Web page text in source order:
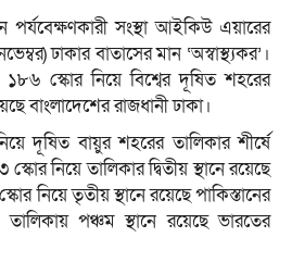
পর্যবেক্ষণকারী সংস্থা আইকিউ এয়ারের
ঢাকার বাতাসের মান ‘অস্বাস্থ্যকর’।
স্কোর নিয়ে বিশ্বের দূষিত শহরের
বাংলাদেশের রাজধানী ঢাকা।
দূষিত বায়ুর শহরের তালিকার শীর্ষে
নিয়ে তালিকার দ্বিতীয় স্থানে রয়েছে
নিয়ে তৃতীয় স্থানে রয়েছে পাকিস্তানের
পঞ্চম স্থানে রয়েছে ভারতের